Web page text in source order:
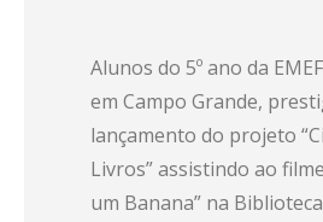
Alunos do 5º ano da
em Campo Grande,
lançamento do projeto
Livros” assistindo ao
um Banana” na